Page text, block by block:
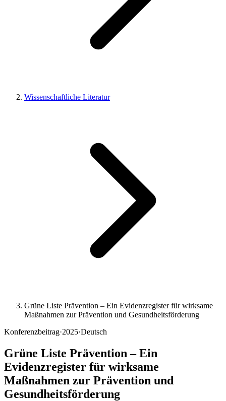
Wissenschaftliche Literatur
Grüne Liste Prävention – Ein Evidenzregister für wirksame
Maßnahmen zur Prävention und Gesundheitsförderung
Konferenzbeitrag·2025·Deutsch
Grüne Liste Prävention – Ein
Evidenzregister für wirksame
Maßnahmen zur Prävention und
Gesundheitsförderung